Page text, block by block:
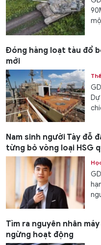
Đóng hàng loạt tàu đổ
mới
Nam sinh người Tày đỗ
từng bỏ vòng loại HSG
Tìm ra nguyên nhân
ngừng hoạt động